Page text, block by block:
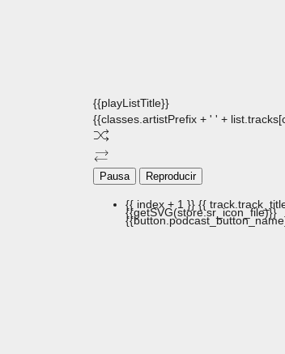
{{playListTitle}}
{{classes.artistPrefix + ' ' +
Pausa Reproducir
{{ index + 1 }} {{
{{getSVG(store.sr_icon_file)}}